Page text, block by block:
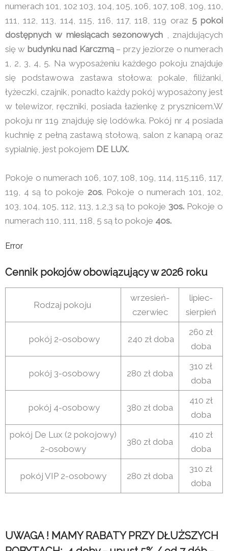
numerach 101, 102 103, 104, 105, 106, 107, 108, 109, 110,
111, 112, 113, 114, 115, 116, 117, 118, 119 oraz 5 pokoi
dostępnych w miesiącach sezonowych , znajdujących
się w budynku nad Karczmą– przy jeziorze o numerach
1, 2, 3, 4, 5. Na wyposażeniu każdego pokoju znajduje
się podstawowa zastawa stołowa: pokale, filiżanki,
łyżeczki, czajnik, ponadto każdy pokój wyposażony jest
w telewizor, ręczniki, posiada łazienkę z prysznicem.W
pokoju nr 119 znajduję się lodówka. Pokój nr 4 posiada
kuchnię z pełną zastawą stołową, salon z kanapą oraz
sypialnię, jest pokojem DE LUX.
Pokoje o numerach 106, 107, 108, 109, 114, 115,116, 117,
119, 4 są to pokoje 2os. Pokoje o numerach 101, 102,
103, 104, 105, 112, 113, 1,2,3 są to pokoje 3os. Pokoje o
numerach 110, 111, 118, 5 są to pokoje 4os.
Error
Cennik pokojów obowiązujący w 2026 roku
Rodzaj pokoju
wrzesień-
czerwiec
lipiec-
sierpień
pokój 2-osobowy 240 zł doba
260 zł
doba
pokój 3-osobowy 280 zł doba
310 zł
doba
pokój 4-osobowy 380 zł doba
410 zł
doba
pokój De Lux (2 pokojowy)
2-osobowy
380 zł doba
410 zł
doba
pokój VIP 2-osobowy 280 zł doba
310 zł
doba
UWAGA ! MAMY RABATY PRZY DŁUŻSZYCH